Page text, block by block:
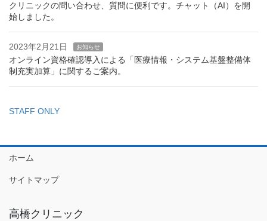
クリニックの問い合わせ、質問に便利です。チャット（AI）を開
始しました。
2023年2月21日 お知らせ
オンライン資格確認導入による「医療情報・システム基盤整備体
制充実加算」に関するご案内。
STAFF ONLY
ホーム
サイトマップ
高橋クリニック